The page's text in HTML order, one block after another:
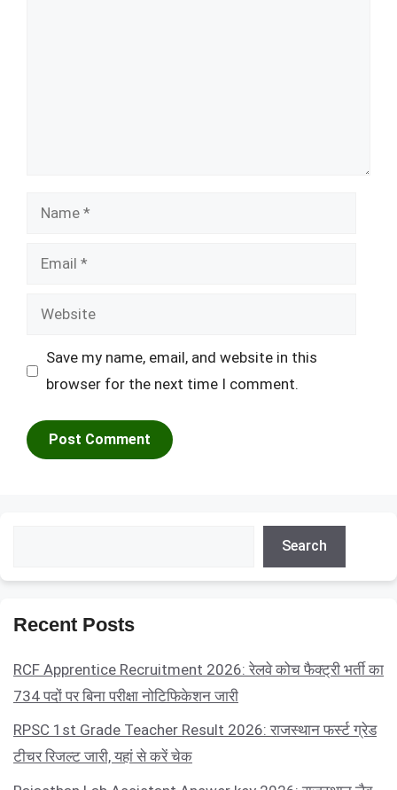
Name
Email
Website
Save my name, email, and website in this
browser for the next time I comment.
Search
Recent Posts
RCF Apprentice Recruitment 2026: रेलवे कोच फैक्ट्री भर्ती का
734 पदों पर बिना परीक्षा नोटिफिकेशन जारी
RPSC 1st Grade Teacher Result 2026: राजस्थान फर्स्ट ग्रेड
टीचर रिजल्ट जारी, यहां से करें चेक